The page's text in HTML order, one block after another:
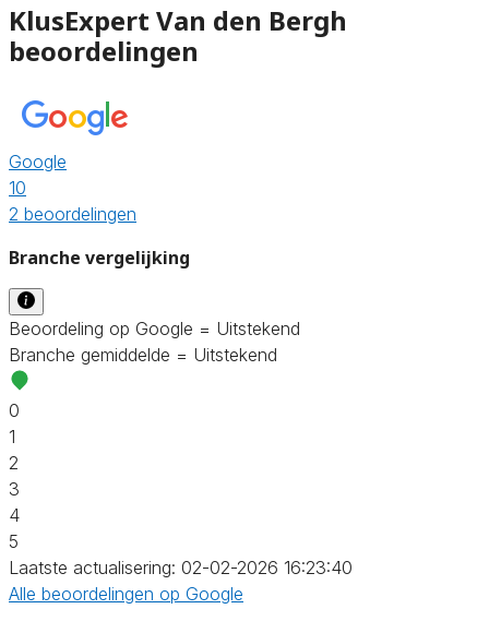
KlusExpert Van den Bergh
beoordelingen
Google
10
2 beoordelingen
Branche vergelijking
Beoordeling op Google = Uitstekend
Branche gemiddelde = Uitstekend
0
1
2
3
4
5
Laatste actualisering: 02-02-2026 16:23:40
Alle beoordelingen op Google